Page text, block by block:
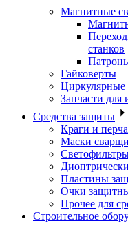
Магнитные
станков
Гайковерты
Циркулярные
Запчасти для
Средства защиты
Краги и
Маски
Пластины
Очки
Прочее для
Строительное